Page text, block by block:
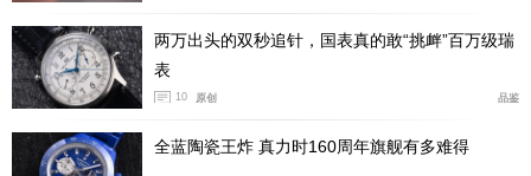
两万出头的双秒追针，国表真的敢“挑衅”百万级瑞
表
10 原创 品鉴
全蓝陶瓷王炸 真力时160周年旗舰有多难得